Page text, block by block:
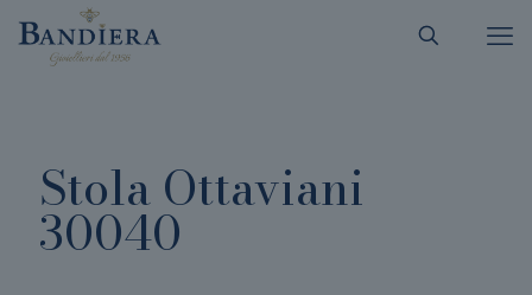
Stola Ottaviani
30040